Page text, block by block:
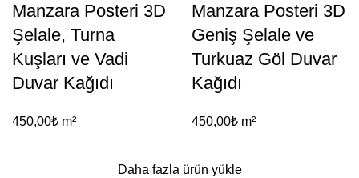
Manzara Posteri 3D
Şelale, Turna
Kuşları ve Vadi
Duvar Kağıdı
450,00₺ m²
Manzara Posteri 3D
Geniş Şelale ve
Turkuaz Göl Duvar
Kağıdı
450,00₺ m²
Daha fazla ürün yükle